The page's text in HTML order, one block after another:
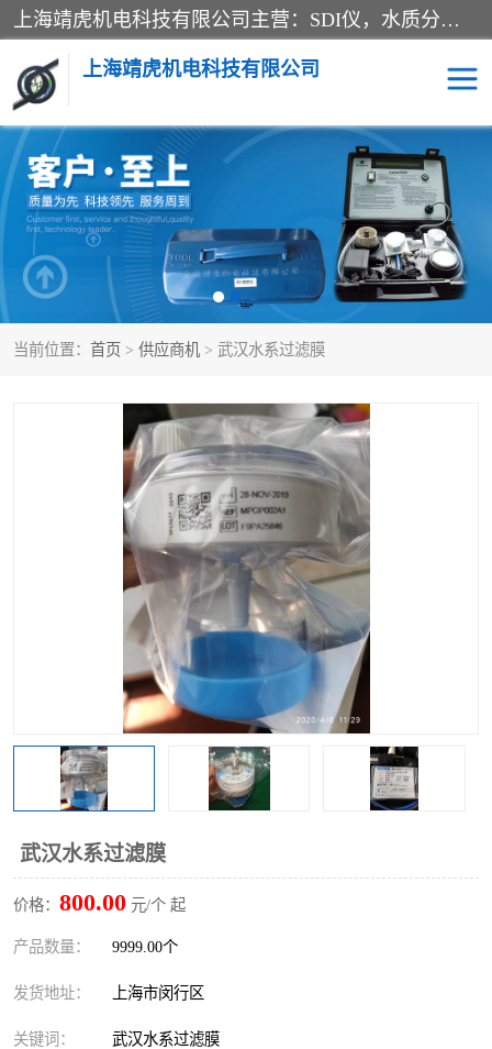
上海靖虎机电科技有限公司主营：SDI仪，水质分析仪，水质检测仪产品；上海靖虎机电科技有限公司在专业制造和研发等方面的强大的平台优势，利用自身在自动化仪表、自控系统及环保监测仪器的专长，以优良的技术，优越的产品质量和良好的服务质量与广大客户真诚合作。
上海靖虎机电科技有限公司
当前位置： 首页 > 供应商机 > 武汉水系过滤膜
武汉水系过滤膜
价格： 800.00 元/个 起
产品数量： 9999.00个
发货地址： 上海市闵行区
关键词： 武汉水系过滤膜
SDI仪 过滤膜过滤纸
PH电导测试笔 水质分析仪
水质检测仪 电导测试笔
PH电导测试仪